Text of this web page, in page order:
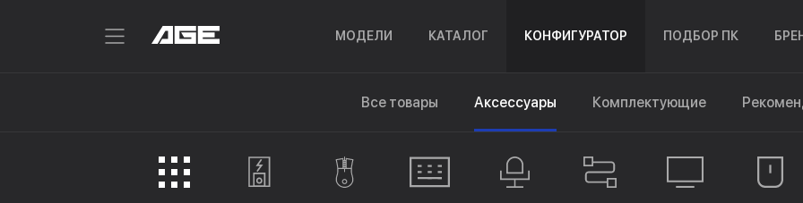
МОДЕЛИ КАТАЛОГ КОНФИГУРАТОР ПОДБОР ПК
Все товары Аксессуары Комплектующие